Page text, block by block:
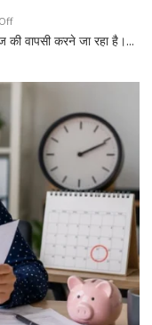
मचेगी
on
Vivo
7050mAh
फीचर्स
के
साथ
आज
लॉन्च
होगा
की वापसी करने जा रहा है।...